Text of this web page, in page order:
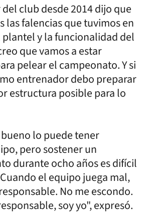
club desde 2014 dijo que
las falencias que tuvimos en
y la funcionalidad del
que vamos a estar
pelear el campeonato. Y si
entrenador debo preparar
estructura posible para lo
lo puede tener
pero sostener un
durante ocho años es difícil
el equipo juega mal,
No me escondo.
soy yo", expresó.